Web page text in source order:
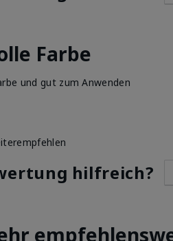
Farbe
und gut zum Anwenden
hilfreich?